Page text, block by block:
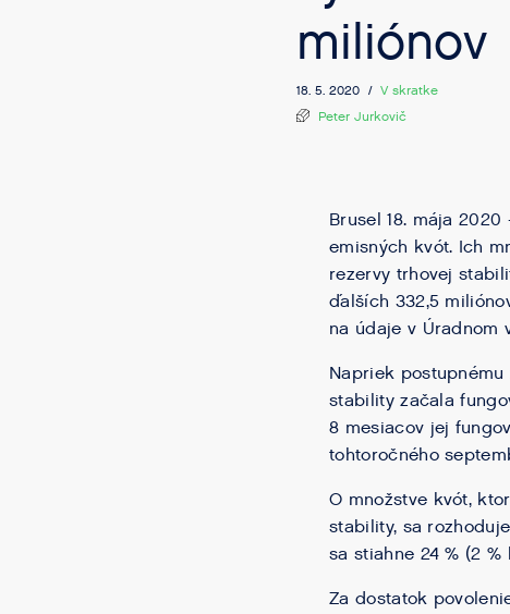
miliónov
18. 5. 2020 / V skratke
Peter Jurkovič
Brusel 18. mája
emisných kvót. Ich
rezervy trhovej
ďalších 332,5
na údaje v Úradnom
Napriek
stability začala
8 mesiacov jej
tohtoročného
O množstve kvót,
stability, sa
sa stiahne 24 % (2
Za dostatok